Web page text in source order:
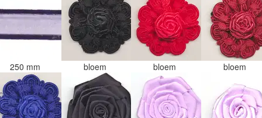
250 mm bloem bloem bloem